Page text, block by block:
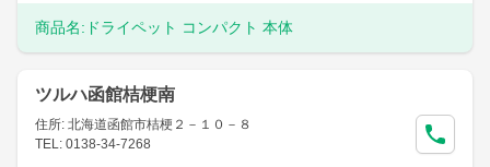
商品名: ドライペット コンパクト 本体
ツルハ函館桔梗南
住所: 北海道函館市桔梗２－１０－８
TEL: 0138-34-7268